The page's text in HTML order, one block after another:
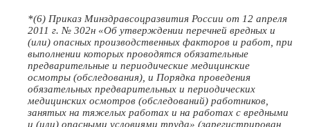
*(6) Приказ Минздравсоцразвития России от 12 апреля
2011 г. № 302н «Об утверждении перечней вредных и
(или) опасных производственных факторов и работ, при
выполнении которых проводятся обязательные
предварительные и периодические медицинские
осмотры (обследования), и Порядка проведения
обязательных предварительных и периодических
медицинских осмотров (обследований) работников,
занятых на тяжелых работах и на работах с вредными
и (или) опасными условиями труда» (зарегистрирован